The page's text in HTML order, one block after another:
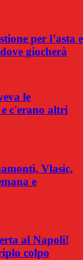
per l’asta e
giocherà
le
c'erano altri
Vlasic,
e
al Napoli!
colpo